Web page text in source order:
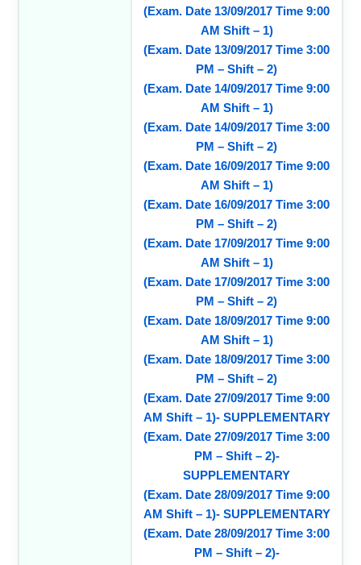
(Exam. Date 13/09/2017 Time 9:00
AM Shift – 1)
(Exam. Date 13/09/2017 Time 3:00
PM – Shift – 2)
(Exam. Date 14/09/2017 Time 9:00
AM Shift – 1)
(Exam. Date 14/09/2017 Time 3:00
PM – Shift – 2)
(Exam. Date 16/09/2017 Time 9:00
AM Shift – 1)
(Exam. Date 16/09/2017 Time 3:00
PM – Shift – 2)
(Exam. Date 17/09/2017 Time 9:00
AM Shift – 1)
(Exam. Date 17/09/2017 Time 3:00
PM – Shift – 2)
(Exam. Date 18/09/2017 Time 9:00
AM Shift – 1)
(Exam. Date 18/09/2017 Time 3:00
PM – Shift – 2)
(Exam. Date 27/09/2017 Time 9:00
AM Shift – 1)- SUPPLEMENTARY
(Exam. Date 27/09/2017 Time 3:00
PM – Shift – 2)-
SUPPLEMENTARY
(Exam. Date 28/09/2017 Time 9:00
AM Shift – 1)- SUPPLEMENTARY
(Exam. Date 28/09/2017 Time 3:00
PM – Shift – 2)-